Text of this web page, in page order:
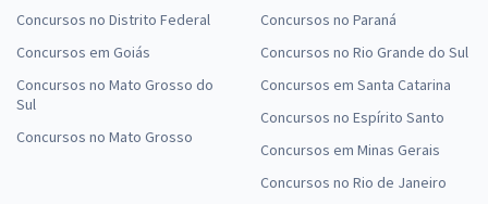
Concursos no Distrito Federal
Concursos em Goiás
Concursos no Mato Grosso do
Sul
Concursos no Mato Grosso
Concursos no Paraná
Concursos no Rio Grande do Sul
Concursos em Santa Catarina
Concursos no Espírito Santo
Concursos em Minas Gerais
Concursos no Rio de Janeiro